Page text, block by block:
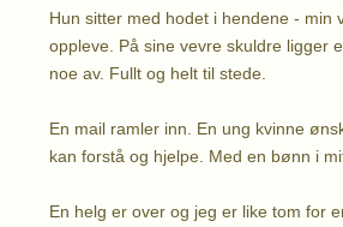
Hun sitter med hodet i hendene -
oppleve. På sine vevre skuldre ligger
noe av. Fullt og helt til stede.
En mail ramler inn. En ung kvinne
kan forstå og hjelpe. Med en bønn i
En helg er over og jeg er like tom for